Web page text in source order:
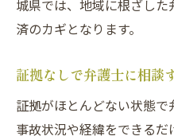
城県では、地域に根ざし
済のカギとなります。
証拠なしで弁護士に相談
証拠がほとんどない状態で
事故状況や経緯をできる